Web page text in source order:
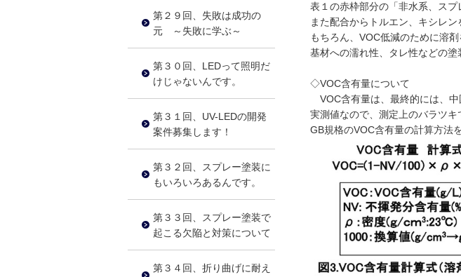
表１の赤枠部分の「非水系、ス
また配合からトルエン、キシレ
もちろん、VOC低減のために溶剤
基材への濡れ性、タレ性などの塗
◇VOC含有量について
VOC含有量は、最終的には、中
実測値なので、測定上のバラツキ
GB規格のVOC含有量の計算方法
第２９回、失敗は成功の
元 ～失敗に学ぶ～
第３０回、LEDって照明だ
けじゃないんです。
第３１回、UV-LEDの開発
案件募集します！
第３２回、スプレー塗装に
もいろいろあるんです。
第３３回、スプレー塗装で
起こる欠陥と対策について
第３４回、折り曲げに耐え